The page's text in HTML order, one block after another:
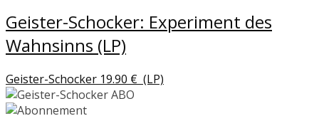
Geister-Schocker: Experiment des
Wahnsinns (LP)
Geister-Schocker 19.90 € (LP)